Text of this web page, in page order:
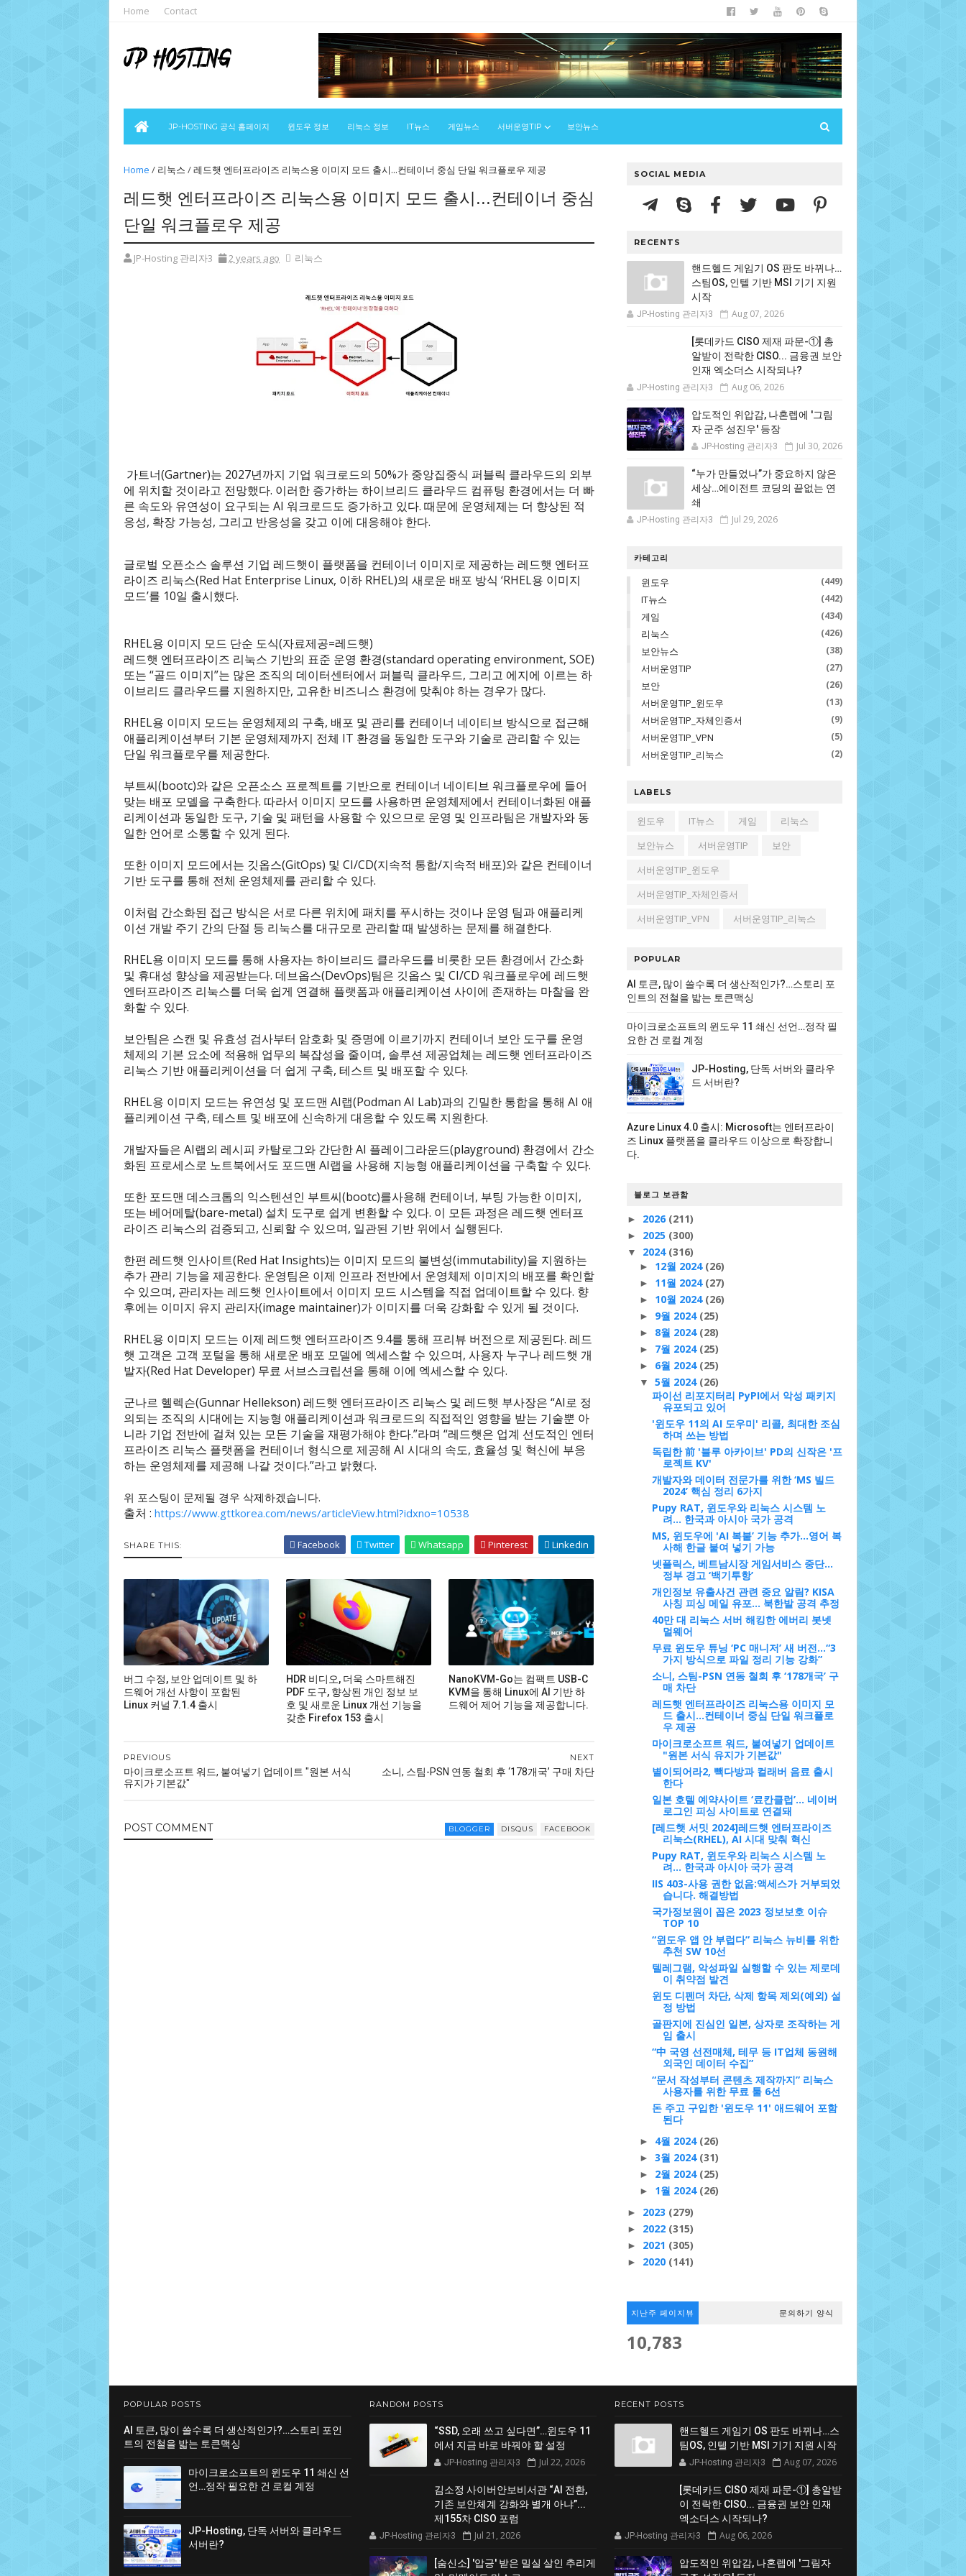
Home Contact
JP-HOSTING 공식 홈페이지 윈도우 정보 리눅스 정보 IT뉴스 게임뉴스 서버운영TIP 보안뉴스
Home / 리눅스 /레드햇 엔터프라이즈 리눅스용 이미지 모드 출시...컨테이너 중심 단일 워크플로우 제공
레드햇 엔터프라이즈 리눅스용 이미지 모드 출시...컨테이너 중심
단일 워크플로우 제공
JP-Hosting 관리자3 2 years ago 리눅스
가트너(Gartner)는 2027년까지 기업 워크로드의 50%가 중앙집중식 퍼블릭 클라우드의 외부
에 위치할 것이라고 전망했다. 이러한 증가하는 하이브리드 클라우드 컴퓨팅 환경에서는 더 빠
른 속도와 유연성이 요구되는 AI 워크로드도 증가하고 있다. 때문에 운영체제는 더 향상된 적
응성, 확장 가능성, 그리고 반응성을 갖고 이에 대응해야 한다.
글로벌 오픈소스 솔루션 기업 레드햇이 플랫폼을 컨테이너 이미지로 제공하는 레드햇 엔터프
라이즈 리눅스(Red Hat Enterprise Linux, 이하 RHEL)의 새로운 배포 방식 ‘RHEL용 이미지
모드’를 10일 출시했다.
RHEL용 이미지 모드 단순 도식(자료제공=레드햇)
레드햇 엔터프라이즈 리눅스 기반의 표준 운영 환경(standard operating environment, SOE)
또는 “골드 이미지”는 많은 조직의 데이터센터에서 퍼블릭 클라우드, 그리고 에지에 이르는 하
이브리드 클라우드를 지원하지만, 고유한 비즈니스 환경에 맞춰야 하는 경우가 많다.
RHEL용 이미지 모드는 운영체제의 구축, 배포 및 관리를 컨테이너 네이티브 방식으로 접근해
애플리케이션부터 기본 운영체제까지 전체 IT 환경을 동일한 도구와 기술로 관리할 수 있는
단일 워크플로우를 제공한다.
부트씨(bootc)와 같은 오픈소스 프로젝트를 기반으로 컨테이너 네이티브 워크플로우에 들어
맞는 배포 모델을 구축한다. 따라서 이미지 모드를 사용하면 운영체제에서 컨테이너화된 애플
리케이션과 동일한 도구, 기술 및 패턴을 사용할 수 있으므로 운영 및 인프라팀은 개발자와 동
일한 언어로 소통할 수 있게 된다.
또한 이미지 모드에서는 깃옵스(GitOps) 및 CI/CD(지속적 통합/지속적 배포)와 같은 컨테이너
기반 도구를 통해 전체 운영체제를 관리할 수 있다.
이처럼 간소화된 접근 방식은 서로 다른 위치에 패치를 푸시하는 것이나 운영 팀과 애플리케
이션 개발 주기 간의 단절 등 리눅스를 대규모로 관리할 때 발생하는 문제를 해결한다.
RHEL용 이미지 모드를 통해 사용자는 하이브리드 클라우드를 비롯한 모든 환경에서 간소화
및 휴대성 향상을 제공받는다. 데브옵스(DevOps)팀은 깃옵스 및 CI/CD 워크플로우에 레드햇
엔터프라이즈 리눅스를 더욱 쉽게 연결해 플랫폼과 애플리케이션 사이에 존재하는 마찰을 완
화할 수 있다.
보안팀은 스캔 및 유효성 검사부터 암호화 및 증명에 이르기까지 컨테이너 보안 도구를 운영
체제의 기본 요소에 적용해 업무의 복잡성을 줄이며, 솔루션 제공업체는 레드햇 엔터프라이즈
리눅스 기반 애플리케이션을 더 쉽게 구축, 테스트 및 배포할 수 있다.
RHEL용 이미지 모드는 유연성 및 포드맨 AI랩(Podman AI Lab)과의 긴밀한 통합을 통해 AI 애
플리케이션 구축, 테스트 및 배포에 신속하게 대응할 수 있도록 지원한다.
개발자들은 AI랩의 레시피 카탈로그와 간단한 AI 플레이그라운드(playground) 환경에서 간소
화된 프로세스로 노트북에서도 포드맨 AI랩을 사용해 지능형 애플리케이션을 구축할 수 있다.
또한 포드맨 데스크톱의 익스텐션인 부트씨(bootc)를사용해 컨테이너, 부팅 가능한 이미지,
또는 베어메탈(bare-metal) 설치 도구로 쉽게 변환할 수 있다. 이 모든 과정은 레드햇 엔터프
라이즈 리눅스의 검증되고, 신뢰할 수 있으며, 일관된 기반 위에서 실행된다.
한편 레드햇 인사이트(Red Hat Insights)는 이미지 모드의 불변성(immutability)을 지원하는
추가 관리 기능을 제공한다. 운영팀은 이제 인프라 전반에서 운영체제 이미지의 배포를 확인할
수 있으며, 관리자는 레드햇 인사이트에서 이미지 모드 시스템을 직접 업데이트할 수 있다. 향
후에는 이미지 유지 관리자(image maintainer)가 이미지를 더욱 강화할 수 있게 될 것이다.
RHEL용 이미지 모드는 이제 레드햇 엔터프라이즈 9.4를 통해 프리뷰 버전으로 제공된다. 레드
햇 고객은 고객 포털을 통해 새로운 배포 모델에 엑세스할 수 있으며, 사용자 누구나 레드햇 개
발자(Red Hat Developer) 무료 서브스크립션을 통해 이에 엑세스할 수 있다.
군나르 헬렉슨(Gunnar Hellekson) 레드햇 엔터프라이즈 리눅스 및 레드햇 부사장은 “AI로 정
의되는 조직의 시대에는 지능형 애플리케이션과 워크로드의 직접적인 영향을 받는 기술뿐 아
니라 기업 전반에 걸쳐 있는 모든 기술을 재평가해야 한다.”라며 “레드햇은 업계 선도적인 엔터
프라이즈 리눅스 플랫폼을 컨테이너 형식으로 제공해 AI 시대의 속도, 효율성 및 혁신에 부응
하는 운영체제를 제공해 나갈 것이다.”라고 밝혔다.
위 포스팅이 문제될 경우 삭제하겠습니다.
출처 : https://www.gttkorea.com/news/articleView.html?idxno=10538
SHARE THIS: Facebook Twitter Whatsapp Pinterest Linkedin
버그 수정, 보안 업데이트 및 하
드웨어 개선 사항이 포함된
Linux 커널 7.1.4 출시
HDR 비디오, 더욱 스마트해진
PDF 도구, 향상된 개인 정보 보
호 및 새로운 Linux 개선 기능을
갖춘 Firefox 153 출시
NanoKVM-Go는 컴팩트 USB-C
KVM을 통해 Linux에 AI 기반 하
드웨어 제어 기능을 제공합니다.
NEXT
소니, 스팀-PSN 연동 철회 후 ‘178개국’ 구매 차단
PREVIOUS
마이크로소프트 워드, 붙여넣기 업데이트 "원본 서식
유지가 기본값"
POST COMMENT BLOGGER DISQUS FACEBOOK
SOCIAL MEDIA
RECENTS
핸드헬드 게임기 OS 판도 바뀌나…
스팀OS, 인텔 기반 MSI 기기 지원
시작
JP-Hosting 관리자3 Aug 07, 2026
[롯데카드 CISO 제재 파문-①] 총
알받이 전락한 CISO... 금융권 보안
인재 엑소더스 시작되나?
JP-Hosting 관리자3 Aug 06, 2026
압도적인 위압감, 나혼렙에 '그림
자 군주 성진우' 등장
JP-Hosting 관리자3 Jul 30, 2026
“누가 만들었나”가 중요하지 않은
세상…에이전트 코딩의 끝없는 연
쇄
JP-Hosting 관리자3 Jul 29, 2026
카테고리
윈도우 (449)
IT뉴스 (442)
게임 (434)
리눅스 (426)
보안뉴스 (38)
서버운영TIP (27)
보안 (26)
서버운영TIP_윈도우 (13)
서버운영TIP_자체인증서 (9)
서버운영TIP_VPN (5)
서버운영TIP_리눅스 (2)
LABELS
윈도우 IT뉴스 게임
리눅스
보안뉴스
서버운영TIP
보안
서버운영TIP_윈도우
서버운영TIP_자체인증서
서버운영TIP_VPN
서버운영TIP_리눅스
POPULAR
AI 토큰, 많이 쓸수록 더 생산적인가?…스토리 포
인트의 전철을 밟는 토큰맥싱
마이크로소프트의 윈도우 11 쇄신 선언…정작 필
요한 건 로컬 계정
JP-Hosting, 단독 서버와 클라우
드 서버란?
Azure Linux 4.0 출시: Microsoft는 엔터프라이
즈 Linux 플랫폼을 클라우드 이상으로 확장합니
다.
블로그 보관함
► 2026 (211)
► 2025 (300)
▼ 2024 (316)
► 12월 2024 (26)
► 11월 2024 (27)
► 10월 2024 (26)
► 9월 2024 (25)
► 8월 2024 (28)
► 7월 2024 (25)
► 6월 2024 (25)
▼ 5월 2024 (26)
파이선 리포지터리 PyPI에서 악성 패키지
유포되고 있어
'윈도우 11의 AI 도우미' 리콜, 최대한 조심
하며 쓰는 방법
독립한 前 '블루 아카이브' PD의 신작은 '프
로젝트 KV'
개발자와 데이터 전문가를 위한 ‘MS 빌드
2024’ 핵심 정리 6가지
Pupy RAT, 윈도우와 리눅스 시스템 노
려... 한국과 아시아 국가 공격
MS, 윈도우에 'AI 복붙’ 기능 추가...영어 복
사해 한글 붙여 넣기 가능
넷플릭스, 베트남시장 게임서비스 중단…
정부 경고 ‘백기투항’
개인정보 유출사건 관련 중요 알림? KISA
사칭 피싱 메일 유포... 북한발 공격 추정
40만 대 리눅스 서버 해킹한 에버리 봇넷
멀웨어
무료 윈도우 튜닝 ‘PC 매니저’ 새 버전…“3
가지 방식으로 파일 정리 기능 강화”
소니, 스팀-PSN 연동 철회 후 ‘178개국’ 구
매 차단
레드햇 엔터프라이즈 리눅스용 이미지 모
드 출시...컨테이너 중심 단일 워크플로
우 제공
마이크로소프트 워드, 붙여넣기 업데이트
"원본 서식 유지가 기본값"
별이되어라2, 빽다방과 컬래버 음료 출시
한다
일본 호텔 예약사이트 ‘료칸클럽’... 네이버
로그인 피싱 사이트로 연결돼
[레드햇 서밋 2024]레드햇 엔터프라이즈
리눅스(RHEL), AI 시대 맞춰 혁신
Pupy RAT, 윈도우와 리눅스 시스템 노
려... 한국과 아시아 국가 공격
IIS 403-사용 권한 없음:액세스가 거부되었
습니다. 해결방법
국가정보원이 꼽은 2023 정보보호 이슈
TOP 10
“윈도우 앱 안 부럽다” 리눅스 뉴비를 위한
추천 SW 10선
텔레그램, 악성파일 실행할 수 있는 제로데
이 취약점 발견
윈도 디펜더 차단, 삭제 항목 제외(예외) 설
정 방법
골판지에 진심인 일본, 상자로 조작하는 게
임 출시
“中 국영 선전매체, 테무 등 IT업체 동원해
외국인 데이터 수집”
“문서 작성부터 콘텐츠 제작까지” 리눅스
사용자를 위한 무료 툴 6선
돈 주고 구입한 '윈도우 11' 애드웨어 포함
된다
► 4월 2024 (26)
► 3월 2024 (31)
► 2월 2024 (25)
► 1월 2024 (26)
► 2023 (279)
► 2022 (315)
► 2021 (305)
► 2020 (141)
지난주 페이지뷰 문의하기 양식
10,783
POPULAR POSTS
AI 토큰, 많이 쓸수록 더 생산적인가?…스토리 포인
트의 전철을 밟는 토큰맥싱
마이크로소프트의 윈도우 11 쇄신 선
언…정작 필요한 건 로컬 계정
JP-Hosting, 단독 서버와 클라우드
서버란?
RANDOM POSTS
“SSD, 오래 쓰고 싶다면”…윈도우 11
에서 지금 바로 바꿔야 할 설정
JP-Hosting 관리자3 Jul 22, 2026
김소정 사이버안보비서관 “AI 전환,
기존 보안체계 강화와 별개 아냐”...
제155차 CISO 포럼
JP-Hosting 관리자3 Jul 21, 2026
[숨신소] '압긍' 받은 밀실 살인 추리게
RECENT POSTS
핸드헬드 게임기 OS 판도 바뀌나…스
팀OS, 인텔 기반 MSI 기기 지원 시작
JP-Hosting 관리자3 Aug 07, 2026
[롯데카드 CISO 제재 파문-①] 총알받
이 전락한 CISO... 금융권 보안 인재
엑소더스 시작되나?
JP-Hosting 관리자3 Aug 06, 2026
압도적인 위압감, 나혼렙에 '그림자